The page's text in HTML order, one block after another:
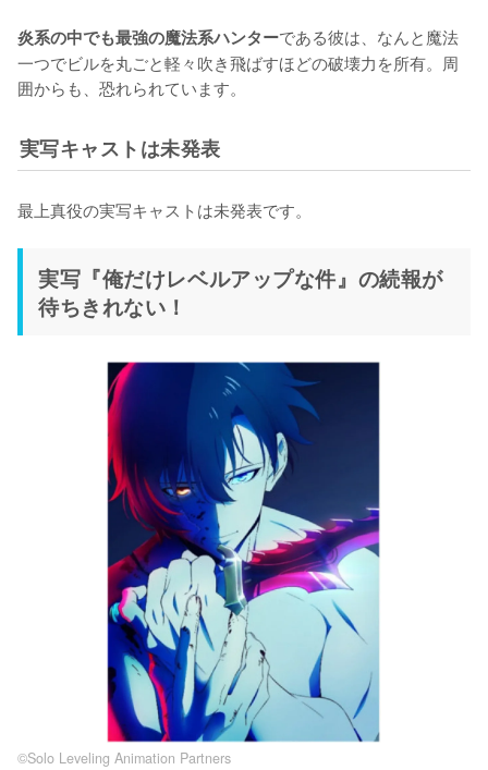
炎系の中でも最強の魔法系ハンターである彼は、なんと魔法
一つでビルを丸ごと軽々吹き飛ばすほどの破壊力を所有。周
囲からも、恐れられています。
実写キャストは未発表
最上真役の実写キャストは未発表です。
実写『俺だけレベルアップな件』の続報が
待ちきれない！
©Solo Leveling Animation Partners